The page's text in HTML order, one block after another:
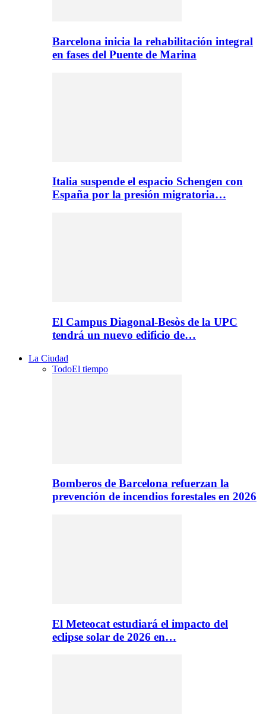
Barcelona inicia la rehabilitación integral
en fases del Puente de Marina
Italia suspende el espacio Schengen con
España por la presión migratoria…
El Campus Diagonal-Besòs de la UPC
tendrá un nuevo edificio de…
La Ciudad
TodoEl tiempo
Bomberos de Barcelona refuerzan la
prevención de incendios forestales en 2026
El Meteocat estudiará el impacto del
eclipse solar de 2026 en…